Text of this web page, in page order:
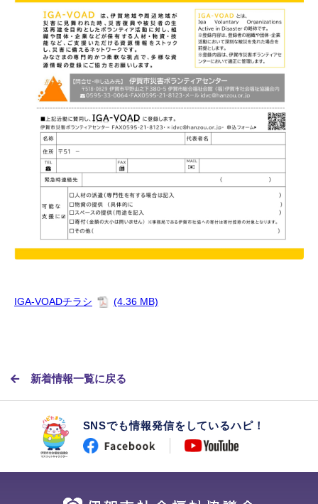
IGA-VOADチラシ (4.36 MB)
新着情報一覧に戻る
SNSでも情報発信をしているハピ！